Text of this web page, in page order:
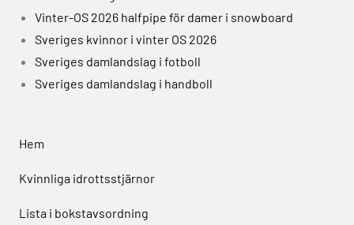
Vinter-OS 2026 halfpipe för damer i snowboard
Sveriges kvinnor i vinter OS 2026
Sveriges damlandslag i fotboll
Sveriges damlandslag i handboll
Hem
Kvinnliga idrottsstjärnor
Lista i bokstavsordning